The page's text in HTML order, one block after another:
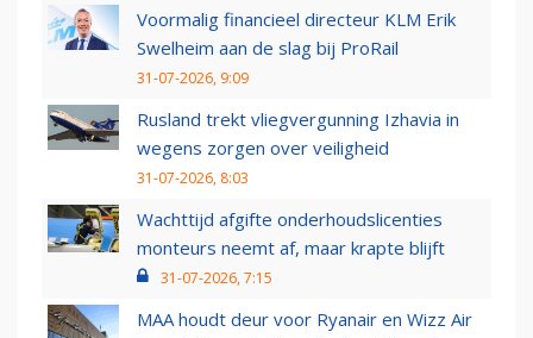
Voormalig financieel directeur KLM Erik
Swelheim aan de slag bij ProRail
31-07-2026, 9:09
Rusland trekt vliegvergunning Izhavia in
wegens zorgen over veiligheid
31-07-2026, 8:03
Wachttijd afgifte onderhoudslicenties
monteurs neemt af, maar krapte blijft
31-07-2026, 7:15
MAA houdt deur voor Ryanair en Wizz Air